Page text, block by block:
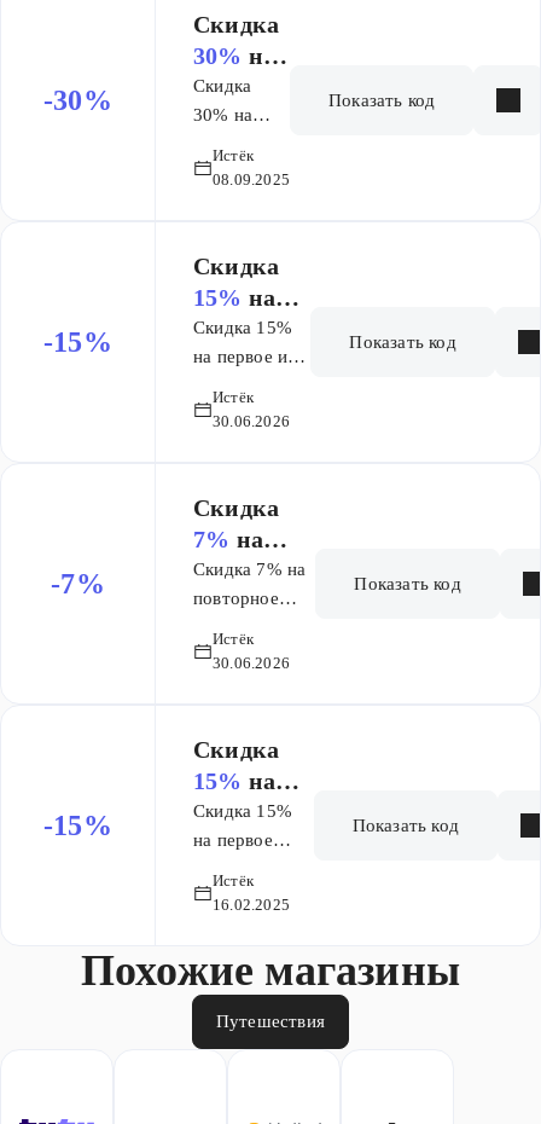
2000 руб.)
-30%
Скидка
30% на
заказ
Скидка
30% на
покупку, не
Истёк
08.09.2025
Показать код
-15%
Скидка
15% на
заказ
Скидка 15%
на первое или
бронирование
скидка по
промокоду
составляет
Истёк
30.06.2026
Показать код
-7%
Скидка
7% на
заказ
Скидка 7% на
повторное
отеля.
составляет
3500 рублей.
Истёк
30.06.2026
Показать код
-15%
Скидка
15% на
заказ
Скидка 15%
на первое
но не более
Истёк
16.02.2025
Показать код
Похожие магазины
Путешествия